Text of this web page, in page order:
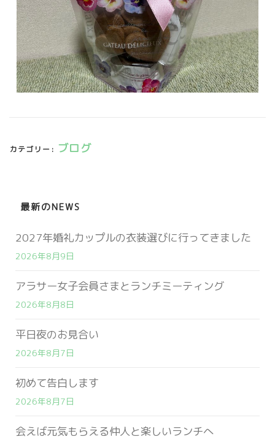
カテゴリー: ブログ
最新のNEWS
2027年婚礼カップルの衣装選びに行ってきました
2026年8月9日
アラサー女子会員さまとランチミーティング
2026年8月8日
平日夜のお見合い
2026年8月7日
初めて告白します
2026年8月7日
会えば元気もらえる仲人と楽しいランチへ